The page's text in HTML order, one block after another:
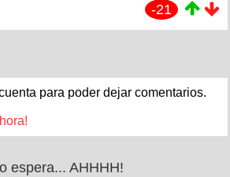
-21
para poder dejar comentarios.
espera... AHHHH!